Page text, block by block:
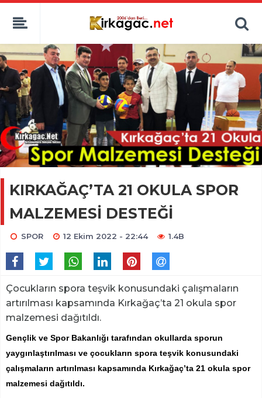
KIRKAĞAÇ’TA 21 OKULA SPOR
MALZEMESİ DESTEĞİ
SPOR 12 Ekim 2022 - 22:44 1.4B
Çocukların spora teşvik konusundaki çalışmaların
artırılması kapsamında Kırkağaç’ta 21 okula spor
malzemesi dağıtıldı.
Gençlik ve Spor Bakanlığı tarafından okullarda sporun
yaygınlaştırılması ve çocukların spora teşvik konusundaki
çalışmaların artırılması kapsamında Kırkağaç’ta 21 okula spor
malzemesi dağıtıldı.